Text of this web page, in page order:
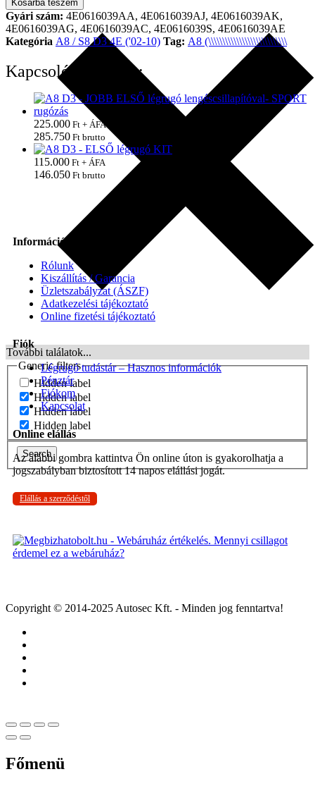
További találatok...
Generic filters
Hidden label
Hidden label
Hidden label
Hidden label
Search
Kosárba teszem
Gyári szám: 4E0616039AA, 4E0616039AJ, 4E0616039AK,
4E0616039AG, 4E0616039AC, 4E0616039S, 4E0616039AE
Kategória A8 / S8 D3 4E ('02-10) Tag: A8 (\\\\\\\\\\\\\\\\\\\\\\\\\\\\
Kapcsolódó termék:
225.000 Ft + ÁFA
285.750 Ft brutto
115.000 Ft + ÁFA
146.050 Ft brutto
Információk
Rólunk
Kiszállítás / Garancia
Üzletszabályzat (ÁSZF)
Adatkezelési tájékoztató
Online fizetési tájékoztató
Fiók
Légrugó tudástár – Hasznos információk
Pénztár
Fiókom
Kapcsolat
Online elállás
Az alábbi gombra kattintva Ön online úton is gyakorolhatja a
jogszabályban biztosított 14 napos elállási jogát.
Elállás a szerződéstől
Copyright © 2014-2025 Autosec Kft. - Minden jog fenntartva!
Főmenü